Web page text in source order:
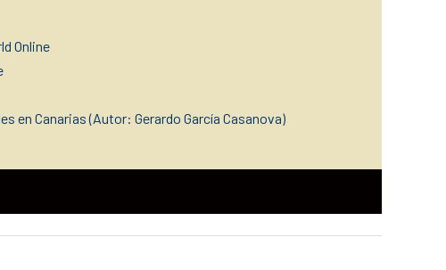
Online
en Canarias (Autor: Gerardo García Casanova)